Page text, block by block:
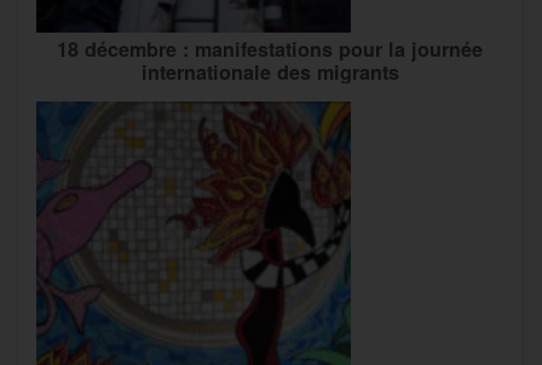
18 décembre : manifestations pour la journée
internationale des migrants